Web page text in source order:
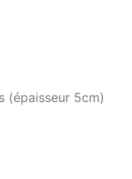
(épaisseur 5cm)